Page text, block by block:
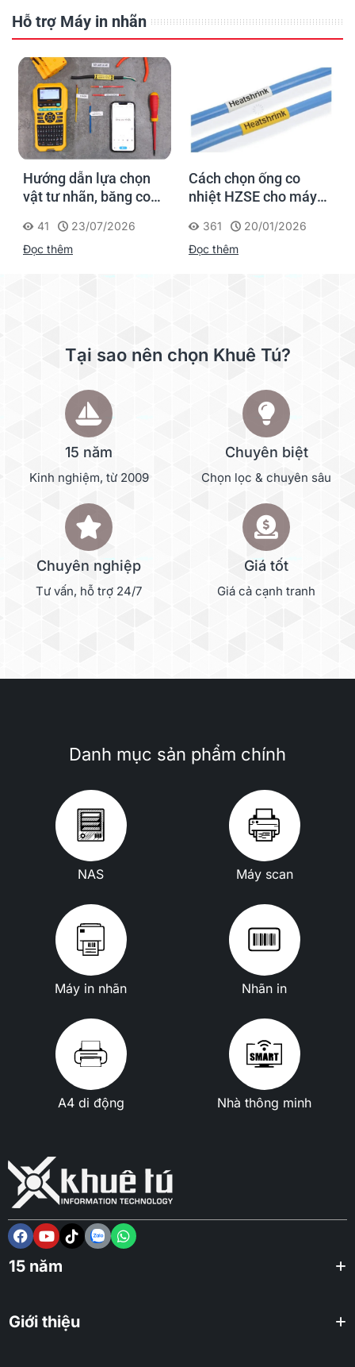
Hỗ trợ Máy in nhãn
Hướng dẫn lựa chọn
vật tư nhãn, băng co
Supvan G15M Pro
41
23/07/2026
Đọc thêm
Cách chọn ống co
nhiệt HZSE cho máy in
361
20/01/2026
Đọc thêm
Tại sao nên chọn Khuê Tú?
15 năm
Kinh nghiệm, từ 2009
Chuyên biệt
Chọn lọc & chuyên sâu
Chuyên nghiệp
Tư vấn, hỗ trợ 24/7
Giá tốt
Giá cả cạnh tranh
Danh mục sản phẩm chính
NAS Máy scan
Máy in nhãn Nhãn in
A4 di động Nhà thông minh
15 năm
Giới thiệu